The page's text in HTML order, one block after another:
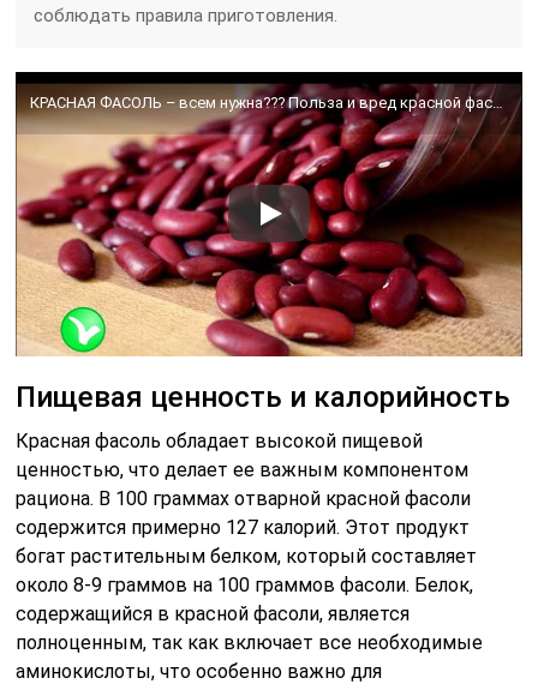
соблюдать правила приготовления.
Пищевая ценность и калорийность
Красная фасоль обладает высокой пищевой
ценностью, что делает ее важным компонентом
рациона. В 100 граммах отварной красной фасоли
содержится примерно 127 калорий. Этот продукт
богат растительным белком, который составляет
около 8-9 граммов на 100 граммов фасоли. Белок,
содержащийся в красной фасоли, является
полноценным, так как включает все необходимые
аминокислоты, что особенно важно для